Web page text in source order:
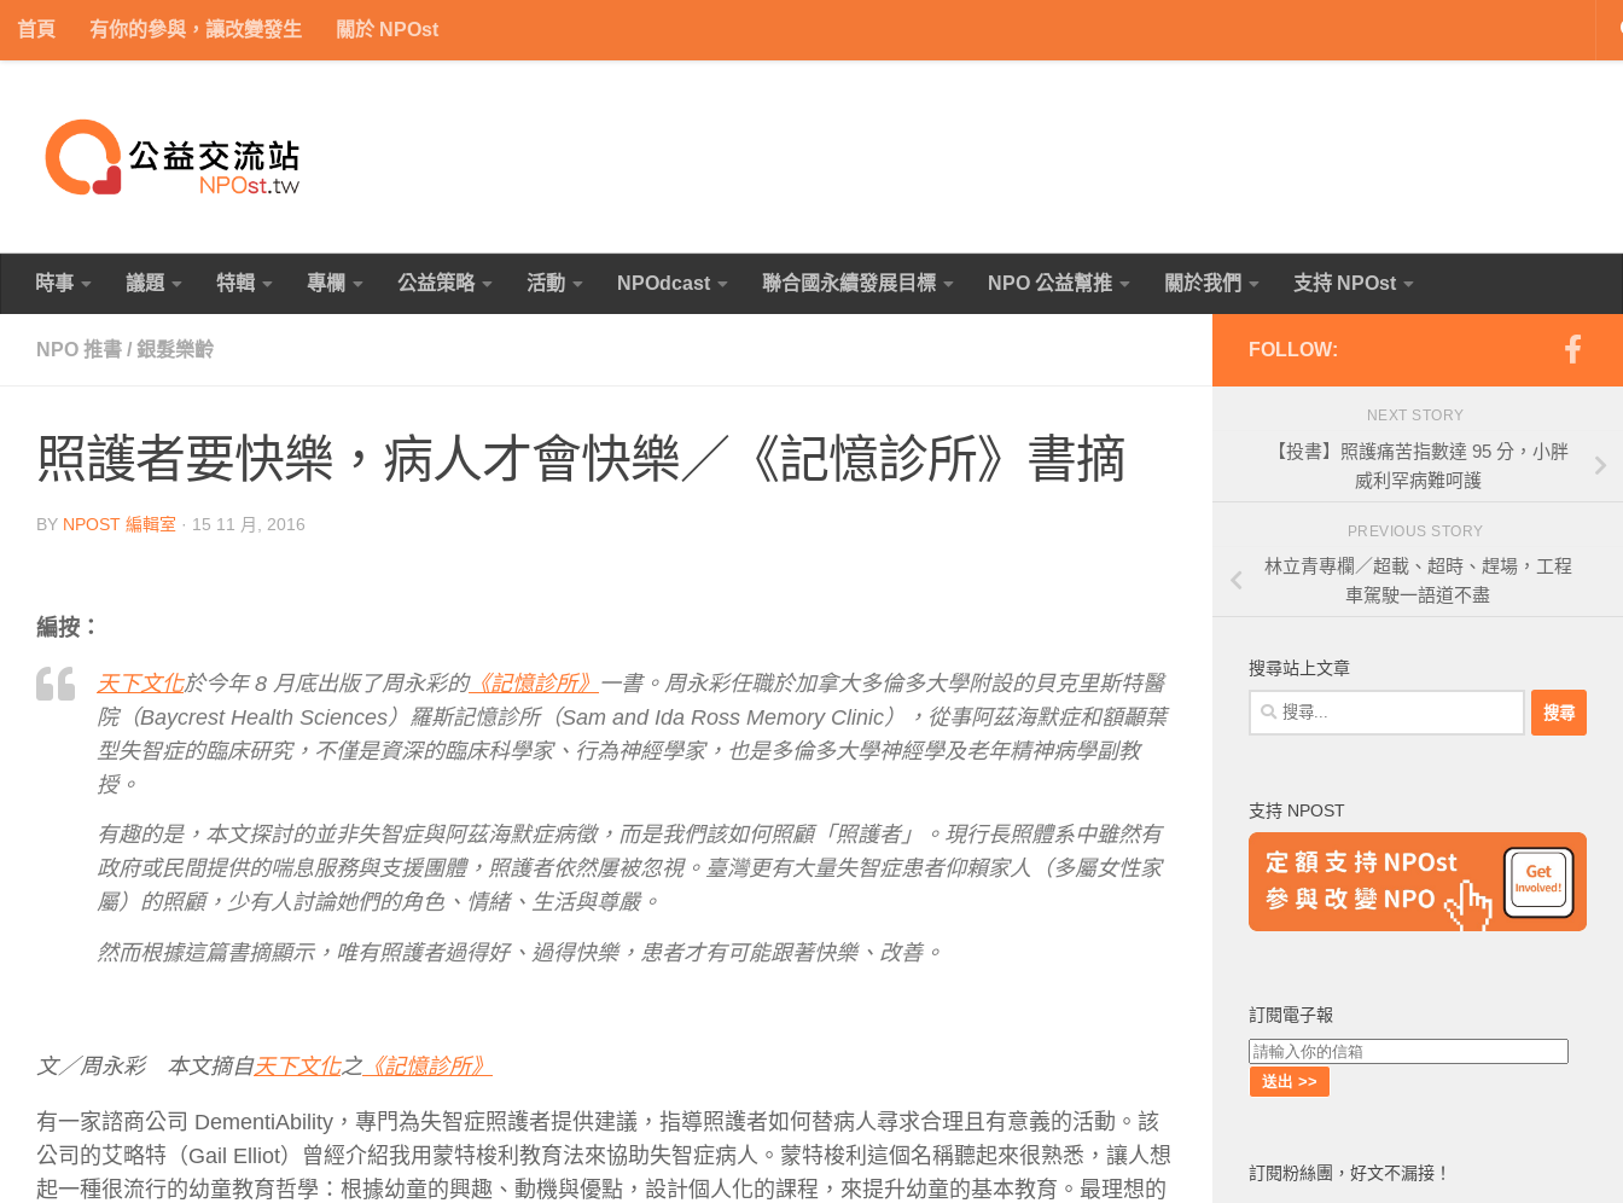
Skip to content
首頁 有你的參與，讓改變發生 關於 NPOst
時事 議題 特輯 專欄 公益策略 活動 NPOdcast 聯合國永續發展目標 NPO 公益幫推 關於我們 支持 NPOst
NPO 推書 / 銀髮樂齡
照護者要快樂，病人才會快樂／《記憶診所》書摘
BY NPOST 編輯室 · 15 11 月, 2016
編按：
天下文化於今年 8 月底出版了周永彩的《記憶診所》 一書。周永彩任職於加拿大多倫多大學附設的貝克里斯特醫
院（Baycrest Health Sciences）羅斯記憶診所（Sam and Ida Ross Memory Clinic），從事阿茲海默症和額顳葉
型失智症的臨床研究，不僅是資深的臨床科學家、行為神經學家，也是多倫多大學神經學及老年精神病學副教
授。
有趣的是，本文探討的並非失智症與阿茲海默症病徵，而是我們該如何照顧「照護者」。現行長照體系中雖然有
政府或民間提供的喘息服務與支援團體，照護者依然屢被忽視。臺灣更有大量失智症患者仰賴家人（多屬女性家
屬）的照顧，少有人討論她們的角色、情緒、生活與尊嚴。
然而根據這篇書摘顯示，唯有照護者過得好、過得快樂，患者才有可能跟著快樂、改善。
文／周永彩 本文摘自天下文化之 《記憶診所》
有一家諮商公司 DementiAbility，專門為失智症照護者提供建議，指導照護者如何替病人尋求合理且有意義的活動。該
公司的艾略特（Gail Elliot）曾經介紹我用蒙特梭利教育法來協助失智症病人。蒙特梭利這個名稱聽起來很熟悉，讓人想
起一種很流行的幼童教育哲學：根據幼童的興趣、動機與優點，設計個人化的課程，來提升幼童的基本教育。最理想的
FOLLOW:
NEXT STORY
【投書】照護痛苦指數達 95 分，小胖
威利罕病難呵護
PREVIOUS STORY
林立青專欄／超載、超時、趕場，工程
車駕駛一語道不盡
搜尋站上文章
搜
尋
字:
支持 NPOST
訂閱電子報
訂閱粉絲團，好文不漏接！